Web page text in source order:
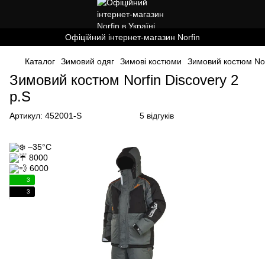
Офіційний інтернет-магазин Norfin
Каталог Зимовий одяг Зимові костюми Зимовий костюм
Зимовий костюм Norfin Discovery 2
р.S
Артикул: 452001-S 5 відгуків
3
3